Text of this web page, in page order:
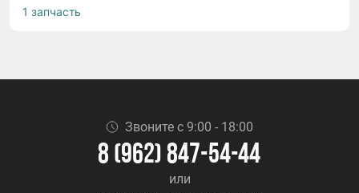
1 запчасть
Звоните с 9:00 - 18:00
8 (962) 847-54-44
или